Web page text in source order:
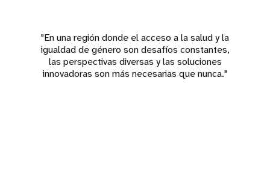
"En una región donde el acceso a la salud y la
igualdad de género son desafíos constantes,
las perspectivas diversas y las soluciones
innovadoras son más necesarias que nunca."